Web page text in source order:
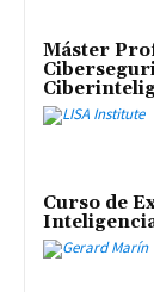
Máster
Curso de